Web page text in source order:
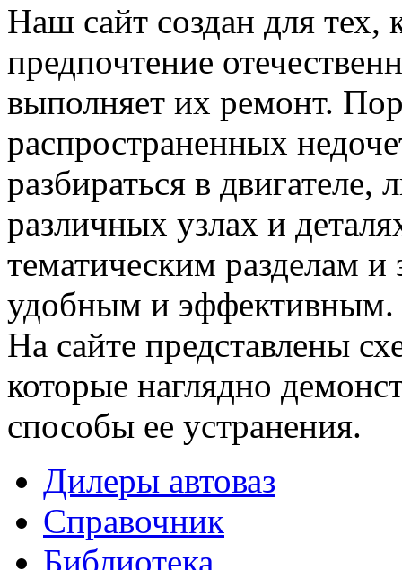
Наш сайт создан для тех,
предпочтение
выполняет их ремонт.
распространенных
разбираться в двигателе,
различных узлах и
тематическим разделам и
удобным и эффективным.
На сайте представлены
которые наглядно
способы ее устранения.
Дилеры автоваз
Справочник
Библиотека